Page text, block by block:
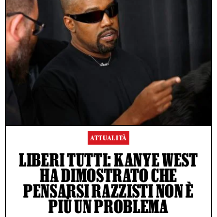
ATTUALITÀ
LIBERI TUTTI: KANYE WEST
HA DIMOSTRATO CHE
PENSARSI RAZZISTI NON È
PIÙ UN PROBLEMA